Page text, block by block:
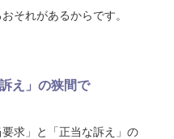
それがあるからです。
え」の狭間で
求」と「正当な訴え」の